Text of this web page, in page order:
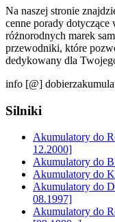
Na naszej stronie
cenne porady
różnorodnych marek
przewodniki, które
dedykowany dla
info [@]
Silniki
Akumulatory do
12.2000]
Akumulatory do
Akumulatory do
Akumulatory do
08.1997]
Akumulatory do